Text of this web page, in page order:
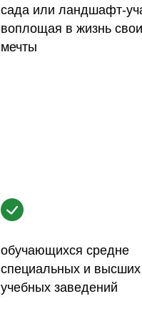
сада или ландшафт-
воплощая в жизнь
мечты
обучающихся средне
специальных и высших
учебных заведений